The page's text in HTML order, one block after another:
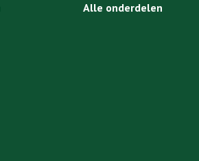
Alle onderdelen